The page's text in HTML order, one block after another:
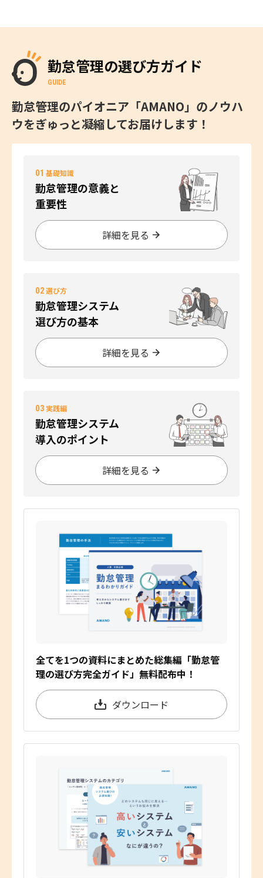
勤怠管理の選び方ガイド
GUIDE
勤怠管理のパイオニア「AMANO」のノウハ
ウをぎゅっと凝縮してお届けします！
01 基礎知識
勤怠管理の意義と
重要性
詳細を見る
02選び方
勤怠管理システム
選び方の基本
詳細を見る
03実践編
勤怠管理システム
導入のポイント
詳細を見る
全てを1つの資料にまとめた総集編「勤怠管
理の選び方完全ガイド」無料配布中！
ダウンロード